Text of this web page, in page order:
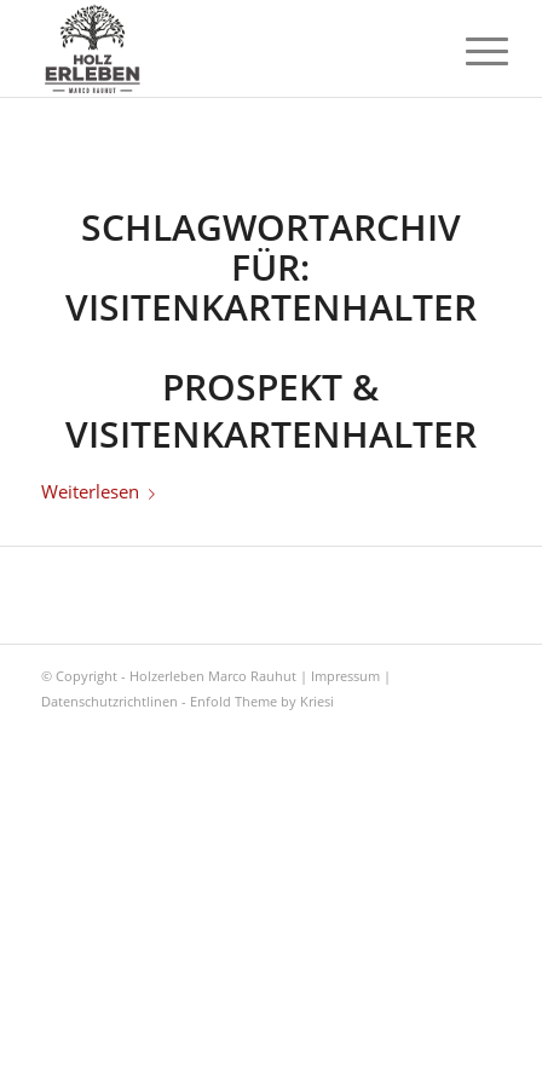
SCHLAGWORTARCHIV
FÜR:
VISITENKARTENHALTER
PROSPEKT &
VISITENKARTENHALTER
Weiterlesen
© Copyright - Holzerleben Marco Rauhut | Impressum|
Datenschutzrichtlinen - Enfold Theme by Kriesi